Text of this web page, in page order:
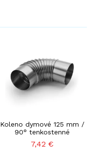
Koleno dymové 125 mm /
90° tenkostenné
7,42 €